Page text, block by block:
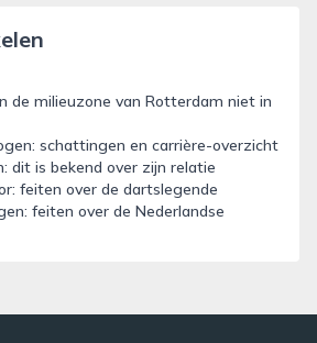
de milieuzone van Rotterdam niet in
schattingen en carrière-overzicht
dit is bekend over zijn relatie
feiten over de dartslegende
feiten over de Nederlandse